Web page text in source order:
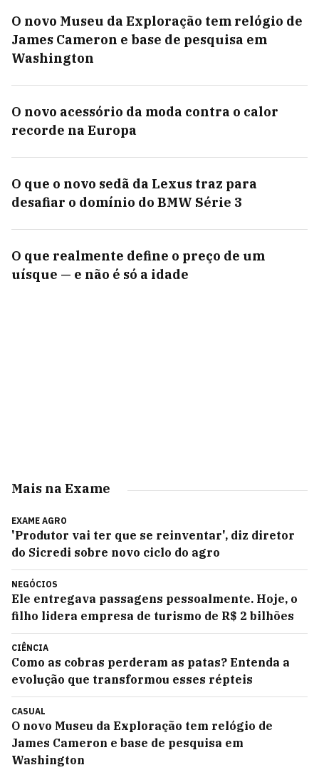
O novo Museu da Exploração tem relógio de
James Cameron e base de pesquisa em
Washington
O novo acessório da moda contra o calor
recorde na Europa
O que o novo sedã da Lexus traz para
desafiar o domínio do BMW Série 3
O que realmente define o preço de um
uísque — e não é só a idade
Mais na Exame
EXAME AGRO
'Produtor vai ter que se reinventar', diz diretor
do Sicredi sobre novo ciclo do agro
NEGÓCIOS
Ele entregava passagens pessoalmente. Hoje, o
filho lidera empresa de turismo de R$ 2 bilhões
CIÊNCIA
Como as cobras perderam as patas? Entenda a
evolução que transformou esses répteis
CASUAL
O novo Museu da Exploração tem relógio de
James Cameron e base de pesquisa em
Washington